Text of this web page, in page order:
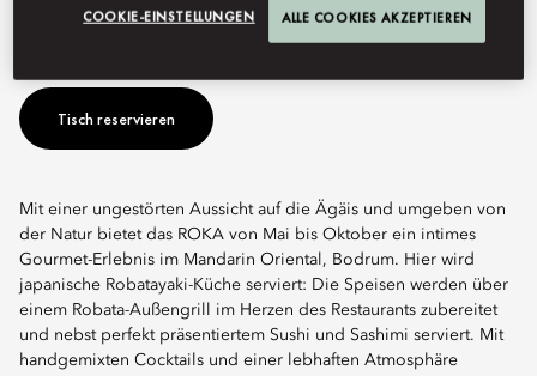
einer lebhaften Atmosphäre.
Tisch reservieren
Mit einer ungestörten Aussicht auf die Ägäis und umgeben von
der Natur bietet das ROKA von Mai bis Oktober ein intimes
Gourmet-Erlebnis im Mandarin Oriental, Bodrum. Hier wird
japanische Robatayaki-Küche serviert: Die Speisen werden über
einem Robata-Außengrill im Herzen des Restaurants zubereitet
und nebst perfekt präsentiertem Sushi und Sashimi serviert. Mit
handgemixten Cocktails und einer lebhaften Atmosphäre
COOKIE-EINSTELLUNGEN ALLE COOKIES AKZEPTIEREN